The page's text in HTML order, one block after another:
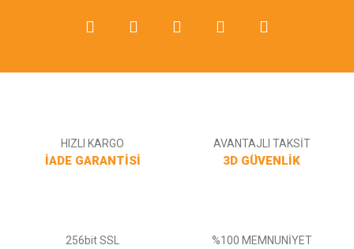
HIZLI KARGO
İADE GARANTİSİ
AVANTAJLI TAKSİT
3D GÜVENLİK
256bit SSL %100 MEMNUNİYET